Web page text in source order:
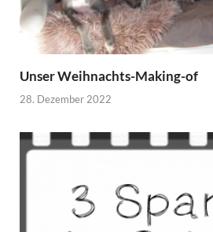
Unser Weihnachts-Making-of
28. Dezember 2022